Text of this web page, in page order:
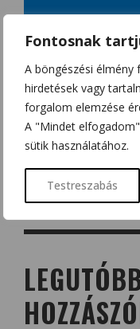
Fontosnak
A böngészési
hirdetések vagy
forgalom elemzése
A "Mindet
sütik használatához.
Testreszabás